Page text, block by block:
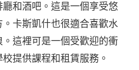
和酒吧。這是一個享受悠
卡斯凱什也很適合喜歡水
。這裡可是一個受歡迎的衝
提供課程和租賃服務。